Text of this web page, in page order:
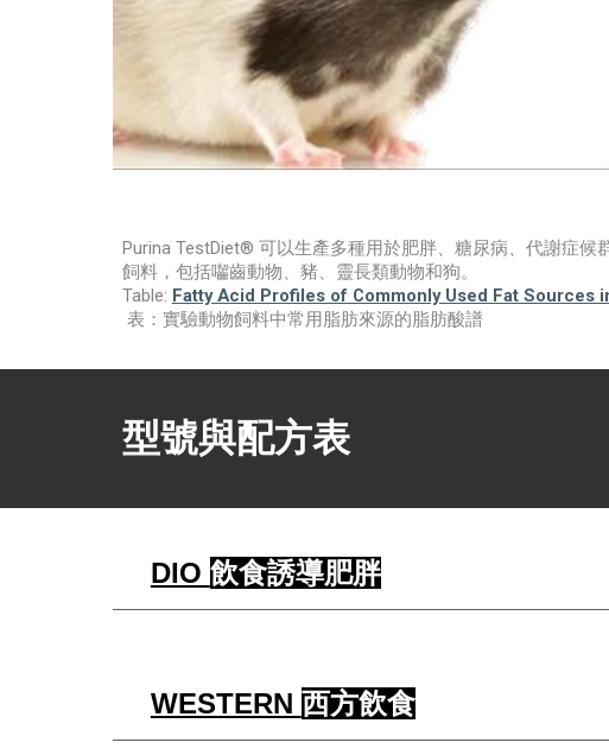
Purina TestDiet® 可以生產多種用於肥胖、糖尿病、代謝症候
飼料，包括囓齒動物、豬、靈長類動物和狗。
Table: Fatty Acid Profiles of Commonly Used Fat Sources
表：實驗動物飼料中常用脂肪來源的脂肪酸譜
型號與配方表
DIO 飲食誘導肥胖
WESTERN 西方飲食